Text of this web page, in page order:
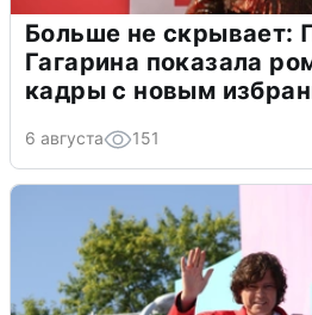
Больше не скрывает:
Гагарина показала
кадры с новым
6 августа 151